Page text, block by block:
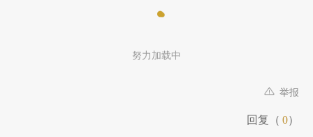
努力加载中
举报
回复（ 0）